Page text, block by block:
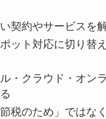
契約やサービスを
ット対応に切り替
・クラウド・オン
税のため」ではな